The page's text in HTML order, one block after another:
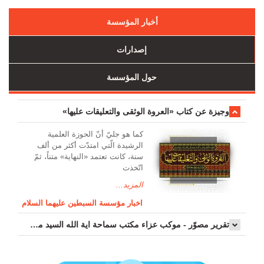
أخبار المؤسسة
إصدارات
حول المؤسسة
وجیزة عن کتاب «العروة الوثقی والتعلیقات علیها»
کما هو جليّ أنّ الحوزة العلمیة
الرشیدة الّتي امتدّت أكثر من ألف
سنة، كانت تعتمد «النهاية» متناً، ثمّ
اتّخذت
المزيد...
اخبار مؤسسة السبطين عليهما السلام
تقرير مصوّر - موكب عزاء مکتب سماحة اية الله السيد مرتضى الموسوي الاصفهاني في يوم إستشهاد السيدة فاطم...